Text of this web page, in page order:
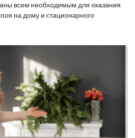
всем необходимым для оказания
на дому и стационарного